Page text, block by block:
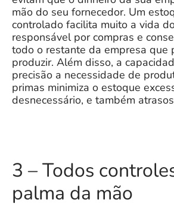
mão do seu fornecedor. Um
controlado facilita muito a vida
responsável por compras e
todo o restante da empresa que
produzir. Além disso, a
precisão a necessidade de
primas minimiza o estoque
desnecessário, e também
3 – Todos
palma da mão